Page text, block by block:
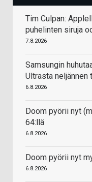
Tim Culpan:
puhelinten siruja
7.8.2026
Samsungin
Ultrasta neljännen
6.8.2026
Doom pyörii nyt
64:llä
6.8.2026
Doom pyörii nyt
6.8.2026